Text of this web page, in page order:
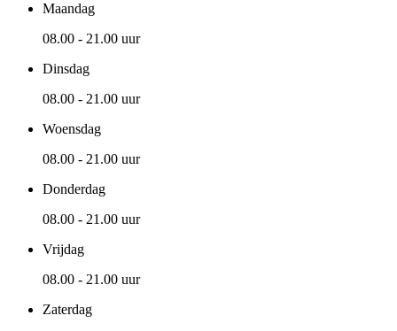
Maandag
08.00 - 21.00 uur
Dinsdag
08.00 - 21.00 uur
Woensdag
08.00 - 21.00 uur
Donderdag
08.00 - 21.00 uur
Vrijdag
08.00 - 21.00 uur
Zaterdag